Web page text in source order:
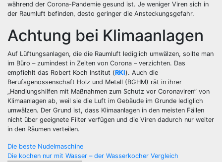
während der Corona-Pandemie gesund ist. Je weniger Viren sich in
der Raumluft befinden, desto geringer die Ansteckungsgefahr.
Achtung bei Klimaanlagen
Auf Lüftungsanlagen, die die Raumluft lediglich umwälzen, sollte man
im Büro – zumindest in Zeiten von Corona – verzichten. Das
empfiehlt das Robert Koch Institut (RKI). Auch die
Berufsgenossenschaft Holz und Metall (BGHM) rät in ihrer
„Handlungshilfen mit Maßnahmen zum Schutz vor Coronaviren” von
Klimaanlagen ab, weil sie die Luft im Gebäude im Grunde lediglich
umwälzen. Der Grund ist, dass Klimaanlagen in den meisten Fällen
nicht über geeignete Filter verfügen und die Viren dadurch nur weiter
in den Räumen verteilen.
Beitragsnavigation
Die beste Nudelmaschine
Die kochen nur mit Wasser – der Wasserkocher Vergleich